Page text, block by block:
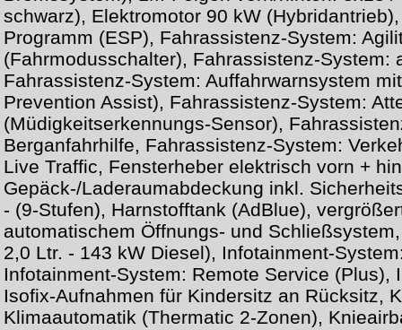
schwarz), Elektromotor 90 kW
Programm (ESP), Fahrassistenz-System:
(Fahrmodusschalter), Fahrassistenz-System:
Fahrassistenz-System: Auffahrwarnsystem
Prevention Assist), Fahrassistenz-System:
(Müdigkeitserkennungs-Sensor),
Berganfahrhilfe, Fahrassistenz-System:
Live Traffic, Fensterheber elektrisch vorn +
Gepäck-/Laderaumabdeckung inkl.
- (9-Stufen), Harnstofftank (AdBlue),
automatischem Öffnungs- und
2,0 Ltr. - 143 kW Diesel), Infotainment-
Infotainment-System: Remote Service (Plus),
Isofix-Aufnahmen für Kindersitz an Rücksitz,
Klimaautomatik (Thermatic 2-Zonen),